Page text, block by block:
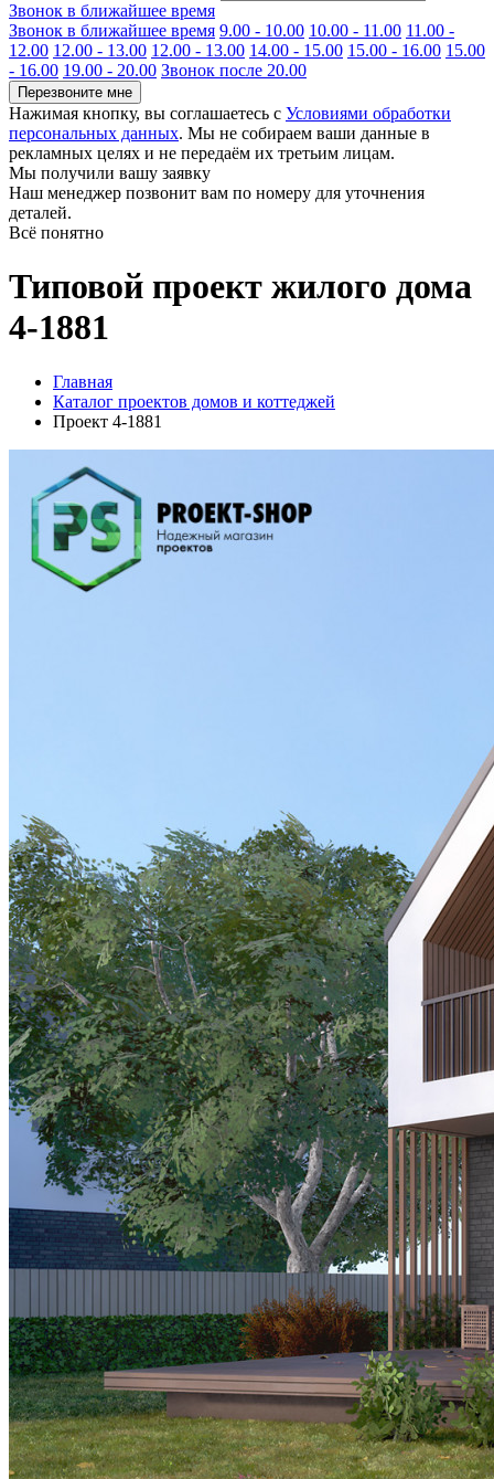
Звонок в ближайшее время
Звонок в ближайшее время 9.00 - 10.00 10.00 - 11.00 11.00 -
12.00 12.00 - 13.00 12.00 - 13.00 14.00 - 15.00 15.00 - 16.00 15.00
- 16.00 19.00 - 20.00 Звонок после 20.00
Перезвоните мне
Нажимая кнопку, вы соглашаетесь с Условиями обработки
персональных данных. Мы не собираем ваши данные в
рекламных целях и не передаём их третьим лицам.
Мы получили вашу заявку
Наш менеджер позвонит вам по номеру для уточнения
деталей.
Всё понятно
Типовой проект жилого дома
4-1881
Главная
Каталог проектов домов и коттеджей
Проект 4-1881